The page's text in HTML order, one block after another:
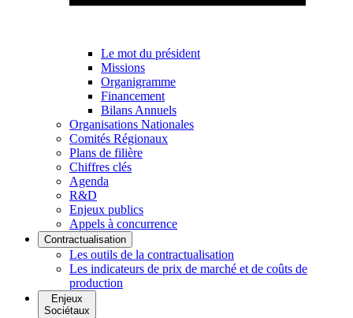
Le mot du président
Missions
Organigramme
Financement
Bilans Annuels
Organisations Nationales
Comités Régionaux
Plans de filière
Chiffres clés
Agenda
R&D
Enjeux publics
Appels à concurrence
Contractualisation
Les outils de la contractualisation
Les indicateurs de prix de marché et de coûts de
production
Enjeux
Sociétaux